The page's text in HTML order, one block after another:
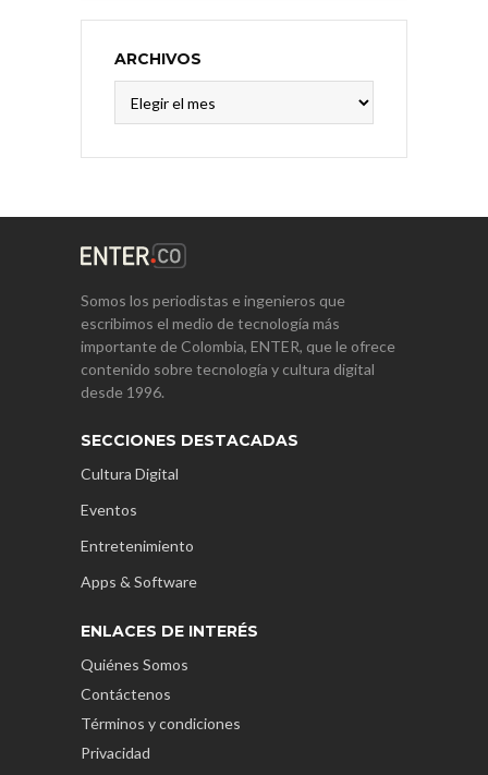
ARCHIVOS
Somos los periodistas e ingenieros que
escribimos el medio de tecnología más
importante de Colombia, ENTER, que le ofrece
contenido sobre tecnología y cultura digital
desde 1996.
SECCIONES DESTACADAS
Cultura Digital
Eventos
Entretenimiento
Apps & Software
ENLACES DE INTERÉS
Quiénes Somos
Contáctenos
Términos y condiciones
Privacidad